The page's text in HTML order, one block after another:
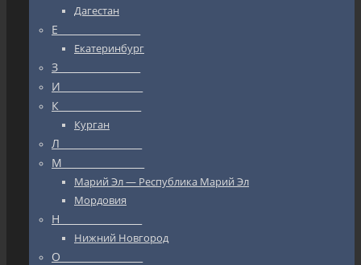
Дагестан
Е_________________
Екатеринбург
З_________________
И_________________
К_________________
Курган
Л_________________
М_________________
Марий Эл — Республика Марий Эл
Мордовия
Н_________________
Нижний Новгород
О_________________